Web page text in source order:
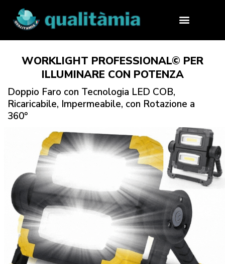
WORKLIGHT PROFESSIONAL© PER
ILLUMINARE CON POTENZA
Doppio Faro con Tecnologia LED COB,
Ricaricabile, Impermeabile, con Rotazione a
360°